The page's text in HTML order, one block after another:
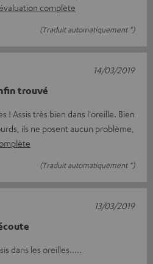
complète
(Traduit automatiquement *)
trouvé
! Assis très bien dans l'oreille. Bien
ils ne posent aucun problème,
(Traduit automatiquement *)
14/03/2019
dans les oreilles.....
13/03/2019